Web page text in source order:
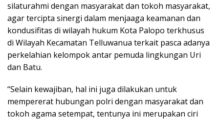
silaturahmi dengan masyarakat dan tokoh masyarakat,
agar tercipta sinergi dalam menjaaga keamanan dan
kondusifitas di wilayah hukum Kota Palopo terkhusus
di Wilayah Kecamatan Telluwanua terkait pasca adanya
perkelahian kelompok antar pemuda lingkungan Uri
dan Batu.
“Selain kewajiban, hal ini juga dilakukan untuk
mempererat hubungan polri dengan masyarakat dan
tokoh agama setempat, tentunya ini merupakan ciri